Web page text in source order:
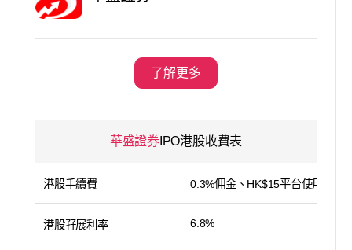
了解更多
華盛證券IPO港股收費表
港股手續費 0.3%佣金、HK$15平台使用費
港股孖展利率 6.8%